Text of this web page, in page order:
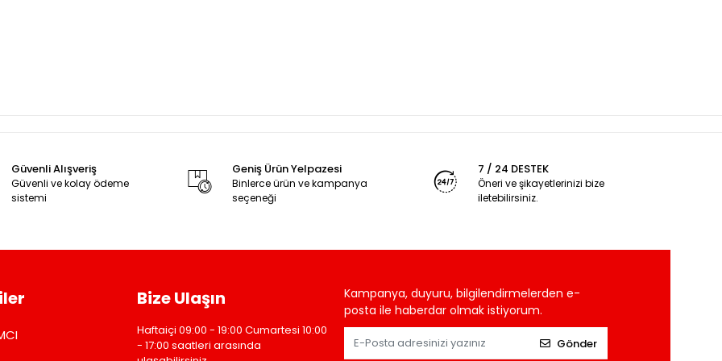
Güvenli Alışveriş
Güvenli ve kolay ödeme
sistemi
Geniş Ürün Yelpazesi
Binlerce ürün ve kampanya
seçeneği
7 / 24 DESTEK
Öneri ve şikayetlerinizi bize
iletebilirsiniz.
Bize Ulaşın
Haftaiçi 09:00 - 19:00 Cumartesi 10:00
- 17:00 saatleri arasında
Kampanya, duyuru, bilgilendirmelerden e-
posta ile haberdar olmak istiyorum.
Gönder